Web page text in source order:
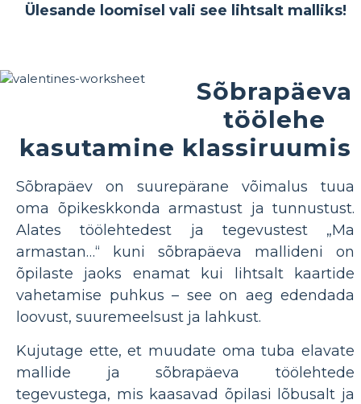
Ülesande loomisel vali see lihtsalt malliks!
Sõbrapäeva
töölehe
kasutamine klassiruumis
Sõbrapäev on suurepärane võimalus tuua
oma õpikeskkonda armastust ja tunnustust.
Alates töölehtedest ja tegevustest „Ma
armastan…“ kuni sõbrapäeva mallideni on
õpilaste jaoks enamat kui lihtsalt kaartide
vahetamise puhkus – see on aeg edendada
loovust, suuremeelsust ja lahkust.
Kujutage ette, et muudate oma tuba elavate
mallide ja sõbrapäeva töölehtede
tegevustega, mis kaasavad õpilasi lõbusalt ja